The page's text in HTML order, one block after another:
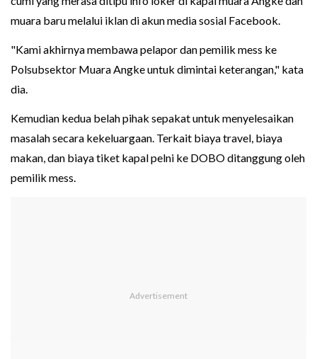
muara baru melalui iklan di akun media sosial Facebook.
"Kami akhirnya membawa pelapor dan pemilik mess ke
Polsubsektor Muara Angke untuk dimintai keterangan," kata
dia.
Kemudian kedua belah pihak sepakat untuk menyelesaikan
masalah secara kekeluargaan. Terkait biaya travel, biaya
makan, dan biaya tiket kapal pelni ke DOBO ditanggung oleh
pemilik mess.